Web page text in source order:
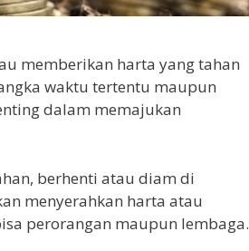
memberikan harta yang tahan
waktu tertentu maupun
dalam memajukan
berhenti atau diam di
menyerahkan harta atau
perorangan maupun lembaga.